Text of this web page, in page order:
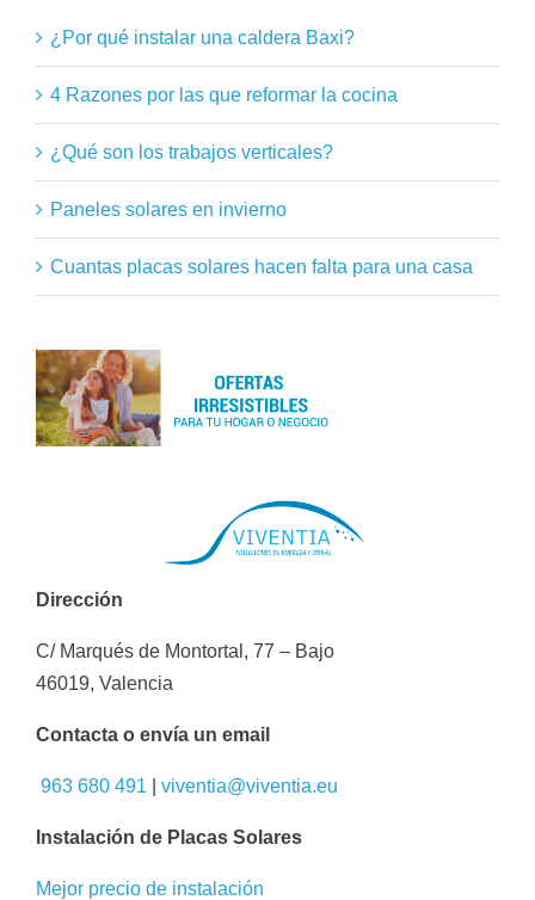
¿Por qué instalar una caldera Baxi?
4 Razones por las que reformar la cocina
¿Qué son los trabajos verticales?
Paneles solares en invierno
Cuantas placas solares hacen falta para una casa
Dirección
C/ Marqués de Montortal, 77 – Bajo
46019, Valencia
Contacta o envía un email
963 680 491 viventia@viventia.eu
Instalación de Placas Solares
Mejor precio de instalación